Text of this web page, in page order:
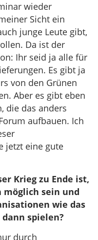
wieder
Sicht ein
junge Leute gibt,
Da ist der
Ihr seid ja alle für
Es gibt ja
von den Grünen
Aber es gibt eben
die das anders
aufbauen. Ich
jetzt eine gute
Krieg zu Ende ist,
möglich sein und
wie das
spielen?
durch